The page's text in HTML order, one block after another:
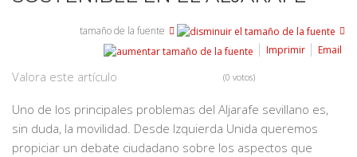
tamaño de la fuente
Imprimir
Email
Valora este artículo (0 votos)
Uno de los principales problemas del Aljarafe sevillano es,
sin duda, la movilidad. Desde Izquierda Unida queremos
propiciar un debate ciudadano sobre los aspectos que